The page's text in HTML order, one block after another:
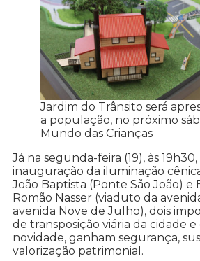
Jardim do Trânsito será
a população, no próximo
Mundo das Crianças
Já na segunda-feira (19), às
inauguração da iluminação
João Baptista (Ponte São João) e
Romão Nasser (viaduto da
avenida Nove de Julho), dois
de transposição viária da cidade
novidade, ganham segurança,
valorização patrimonial.